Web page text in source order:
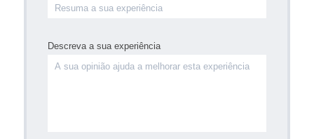
Descreva a sua experiência